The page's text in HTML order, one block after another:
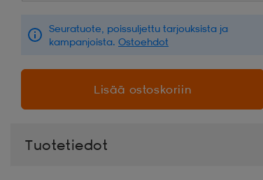
Seuratuote, poissuljettu tarjouksista ja
kampanjoista. Ostoehdot
Lisää ostoskoriin
Tuotetiedot